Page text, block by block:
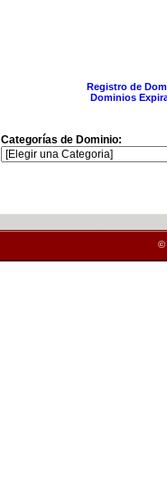
Registro de
Dominios
Categorías de Dominio:
©